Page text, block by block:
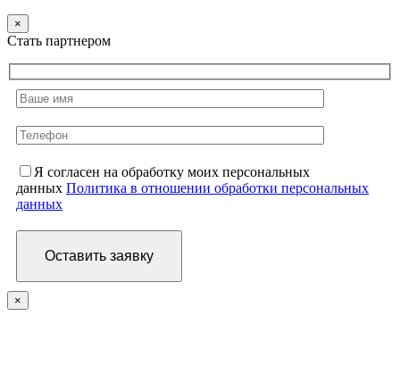
×
Стать партнером
Я согласен на обработку моих персональных
данных Политика в отношении обработки персональных
данных
×